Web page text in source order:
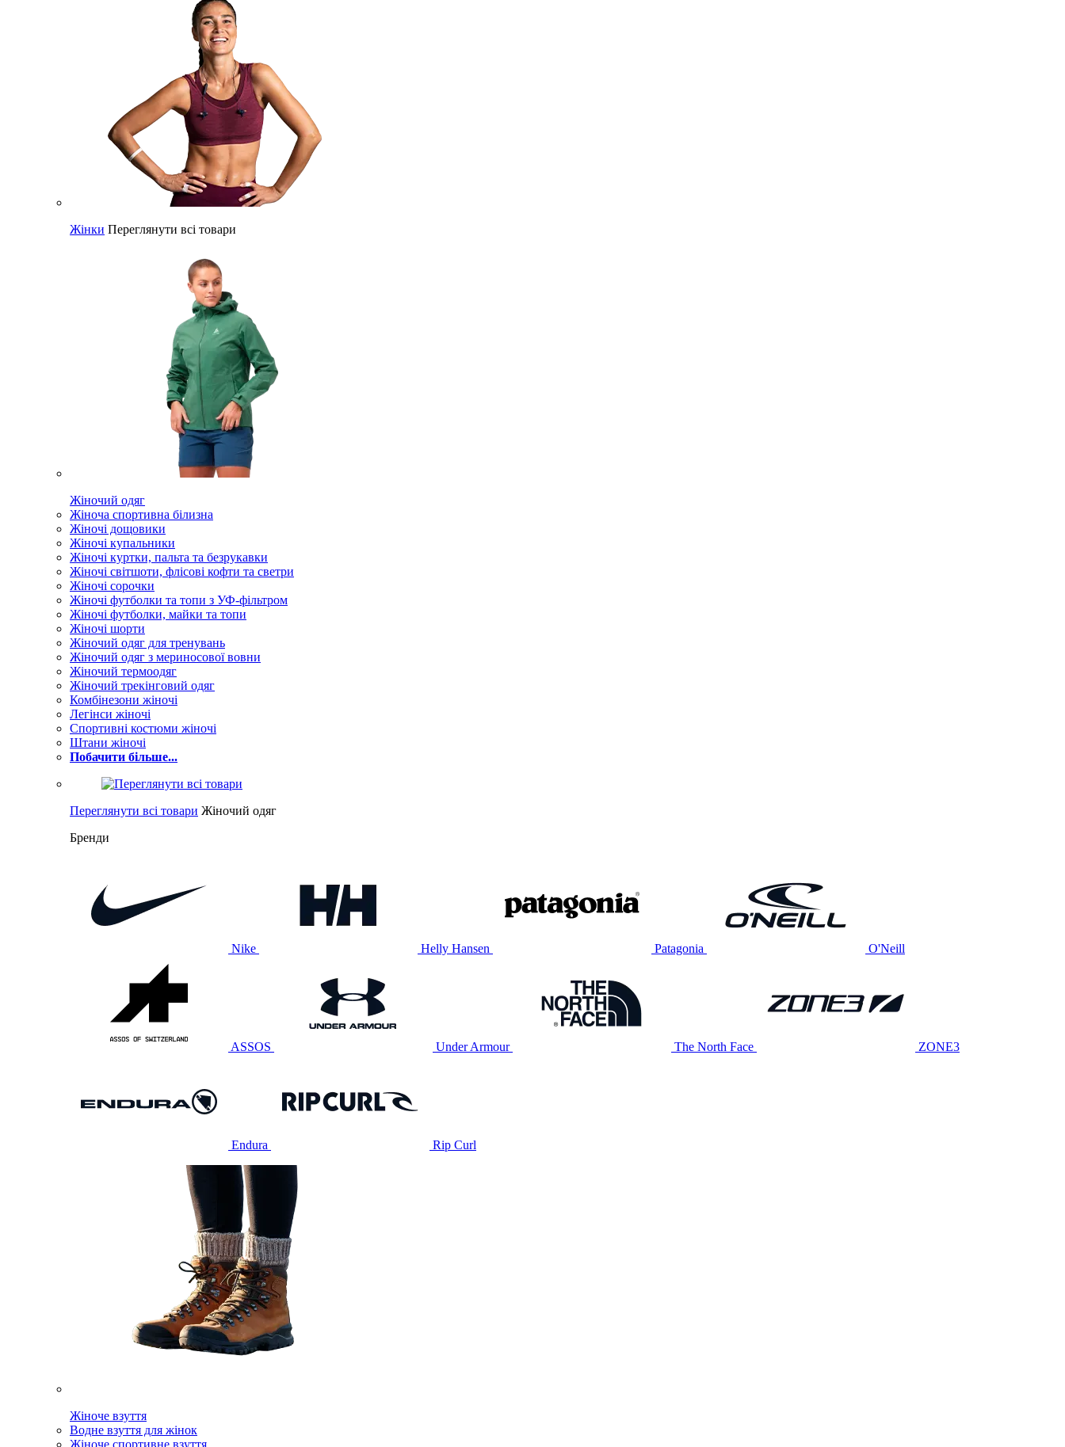
Жінки Переглянути всі товари
Жіночий одяг
Жіноча спортивна білизна
Жіночі дощовики
Жіночі купальники
Жіночі куртки, пальта та безрукавки
Жіночі світшоти, флісові кофти та светри
Жіночі сорочки
Жіночі футболки та топи з УФ-фільтром
Жіночі футболки, майки та топи
Жіночі шорти
Жіночий одяг для тренувань
Жіночий одяг з мериносової вовни
Жіночий термоодяг
Жіночий трекінговий одяг
Комбінезони жіночі
Легінси жіночі
Спортивні костюми жіночі
Штани жіночі
Побачити більше...
Переглянути всі товари Жіночий одяг
Бренди
Nike Helly Hansen Patagonia O'Neill
ASSOS Under Armour The North Face ZONE3
Endura Rip Curl
Жіноче взуття
Водне взуття для жінок
Жіноче спортивне взуття